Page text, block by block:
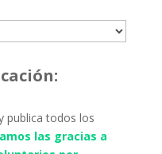
publica todos los
las gracias a